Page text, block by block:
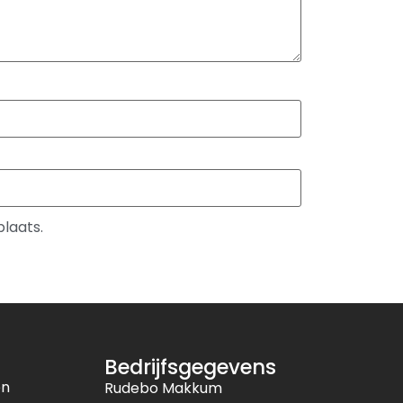
Bedrijfsgegevens
Rudebo Makkum